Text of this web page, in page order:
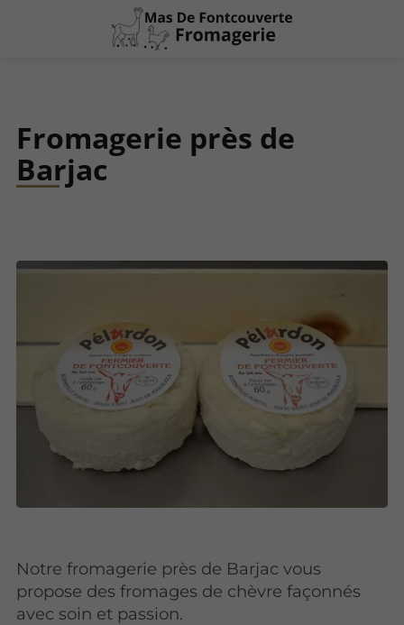
Fromagerie près de
Barjac
Notre fromagerie près de Barjac vous
propose des fromages de chèvre façonnés
avec soin et passion.